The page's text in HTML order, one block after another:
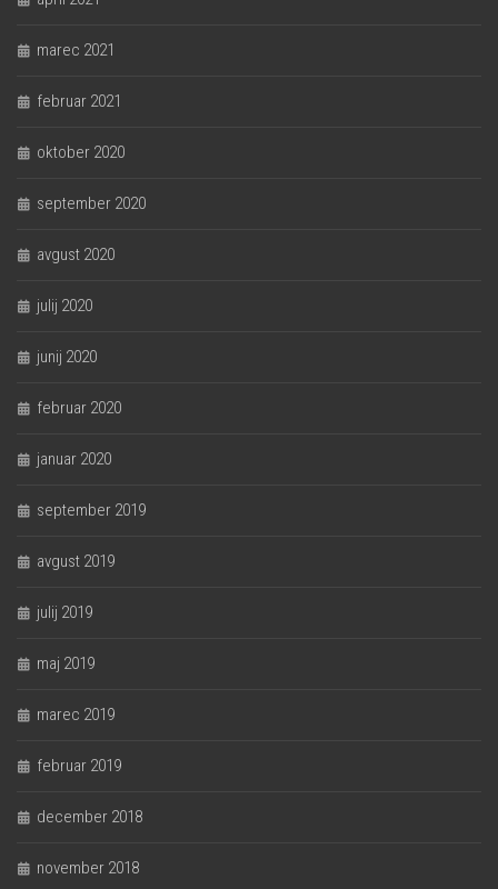
marec 2021
februar 2021
oktober 2020
september 2020
avgust 2020
julij 2020
junij 2020
februar 2020
januar 2020
september 2019
avgust 2019
julij 2019
maj 2019
marec 2019
februar 2019
december 2018
november 2018